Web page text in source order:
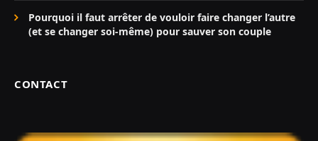
Pourquoi il faut arrêter de vouloir faire changer l’autre
(et se changer soi-même) pour sauver son couple
CONTACT